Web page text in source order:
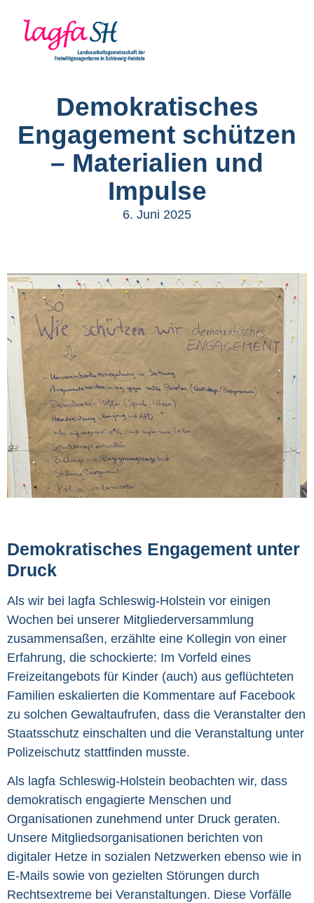
Demokratisches
Engagement schützen
– Materialien und
Impulse
6. Juni 2025
Demokratisches Engagement unter
Druck
Als wir bei lagfa Schleswig‑Holstein vor einigen
Wochen bei unserer Mitgliederversammlung
zusammensaßen, erzählte eine Kollegin von einer
Erfahrung, die schockierte: Im Vorfeld eines
Freizeitangebots für Kinder (auch) aus geflüchteten
Familien eskalierten die Kommentare auf Facebook
zu solchen Gewaltaufrufen, dass die Veranstalter den
Staatsschutz einschalten und die Veranstaltung unter
Polizeischutz stattfinden musste.
Als lagfa Schleswig-Holstein beobachten wir, dass
demokratisch engagierte Menschen und
Organisationen zunehmend unter Druck geraten.
Unsere Mitgliedsorganisationen berichten von
digitaler Hetze in sozialen Netzwerken ebenso wie in
E-Mails sowie von gezielten Störungen durch
Rechtsextreme bei Veranstaltungen. Diese Vorfälle